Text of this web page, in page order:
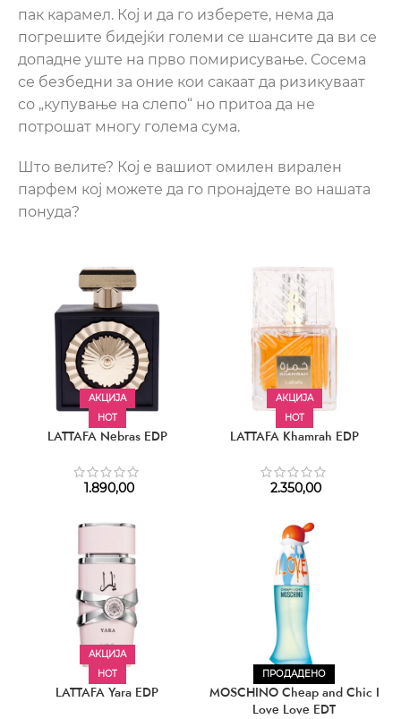
пак карамел. Кој и да го изберете, нема да
погрешите бидејќи големи се шансите да ви се
допадне уште на прво помирисување. Сосема
се безбедни за оние кои сакаат да ризикуваат
со „купување на слепо“ но притоа да не
потрошат многу голема сума.
Што велите? Кој е вашиот омилен вирален
парфем кој можете да го пронајдете во нашата
понуда?
АКЦИЈА
HOT
LATTAFA Nebras EDP
1.890,00
АКЦИЈА
HOT
LATTAFA Khamrah EDP
2.350,00
АКЦИЈА
HOT
LATTAFA Yara EDP
ПРОДАДЕНО
MOSCHINO Cheap and Chic I
Love Love EDT